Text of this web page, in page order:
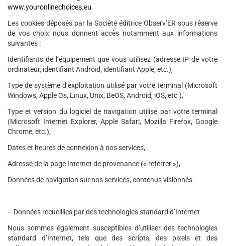
www.youronlinechoices.eu
Les cookies déposés par la Société éditrice Observ’ER sous réserve
de vos choix nous donnent accès notamment aux informations
suivantes :
Identifiants de l’équipement que vous utilisez (adresse IP de votre
ordinateur, identifiant Android, identifiant Apple, etc.),
Type de système d’exploitation utilisé par votre terminal (Microsoft
Windows, Apple Os, Linux, Unix, BeOS, Android, iOS, etc.),
Type et version du logiciel de navigation utilisé par votre terminal
(Microsoft Internet Explorer, Apple Safari, Mozilla Firefox, Google
Chrome, etc.),
Dates et heures de connexion à nos services,
Adresse de la page Internet de provenance (« referrer »),
Données de navigation sur nos services, contenus visionnés.
– Données recueillies par des technologies standard d’Internet
Nous sommes également susceptibles d’utiliser des technologies
standard d’Internet, tels que des scripts, des pixels et des